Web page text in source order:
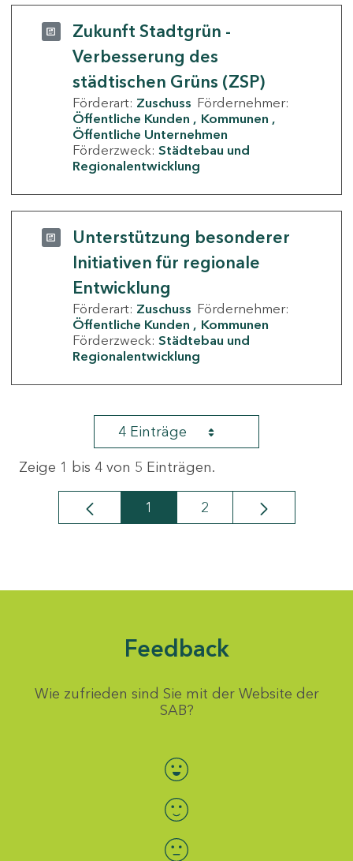
Zukunft Stadtgrün -
Verbesserung des
städtischen Grüns (ZSP)
Förderart: Zuschuss Fördernehmer:
Öffentliche Kunden
Kommunen
Öffentliche Unternehmen
Förderzweck: Städtebau und
Regionalentwicklung
Unterstützung besonderer
Initiativen für regionale
Entwicklung
Förderart: Zuschuss Fördernehmer:
Öffentliche Kunden
Kommunen
Förderzweck: Städtebau und
Regionalentwicklung
4 Einträge
Zeige 1 bis 4 von 5 Einträgen.
Seite
1 Seite
2
Feedback
Wie zufrieden sind Sie mit der Website der
SAB?
Bewertung auswählen